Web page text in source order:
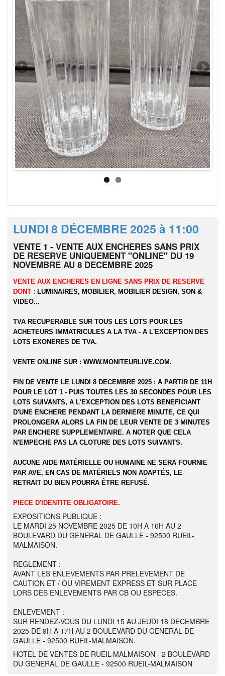
LUNDI 8 DÉCEMBRE 2025 à 11:00
VENTE 1 - VENTE AUX ENCHERES SANS PRIX
DE RESERVE UNIQUEMENT "ONLINE" DU 19
NOVEMBRE AU 8 DECEMBRE 2025
VENTE AUX ENCHERES EN LIGNE SANS PRIX DE RESERVE
DONT : LUMINAIRES, MOBILIER, MOBILIER DESIGN, SON &
VIDEO...
TVA RECUPERABLE SUR TOUS LES LOTS POUR LES
ACHETEURS IMMATRICULES A LA TVA - A L'EXCEPTION DES
LOTS EXONERES DE TVA.
VENTE ONLINE SUR : WWW.MONITEURLIVE.COM.
FIN DE VENTE LE LUNDI 8 DECEMBRE 2025 : A PARTIR DE 11H
POUR LE LOT 1 - PUIS TOUTES LES 30 SECONDES POUR LES
LOTS SUIVANTS, A L'EXCEPTION DES LOTS BENEFICIANT
D'UNE ENCHERE PENDANT LA DERNIERE MINUTE, CE QUI
PROLONGERA ALORS LA FIN DE LEUR VENTE DE 3 MINUTES
PAR ENCHERE SUPPLEMENTAIRE. A NOTER QUE CELA
N'EMPECHE PAS LA CLOTURE DES LOTS SUIVANTS.
AUCUNE AIDE MATÉRIELLE OU HUMAINE NE SERA FOURNIE
PAR AVE, EN CAS DE MATÉRIELS NON ADAPTÉS, LE
RETRAIT DU BIEN POURRA ÊTRE REFUSÉ.
PIECE D'IDENTITE OBLIGATOIRE.
EXPOSITIONS PUBLIQUE :
LE MARDI 25 NOVEMBRE 2025 DE 10H A 16H AU 2
BOULEVARD DU GENERAL DE GAULLE - 92500 RUEIL-
MALMAISON.
REGLEMENT :
AVANT LES ENLEVEMENTS PAR PRELEVEMENT DE
CAUTION ET / OU VIREMENT EXPRESS ET SUR PLACE
LORS DES ENLEVEMENTS PAR CB OU ESPECES.
ENLEVEMENT :
SUR RENDEZ-VOUS DU LUNDI 15 AU JEUDI 18 DECEMBRE
2025 DE 9H A 17H AU 2 BOULEVARD DU GENERAL DE
GAULLE - 92500 RUEIL-MALMAISON.
HOTEL DE VENTES DE RUEIL-MALMAISON - 2 BOULEVARD
DU GENERAL DE GAULLE - 92500 RUEIL-MALMAISON